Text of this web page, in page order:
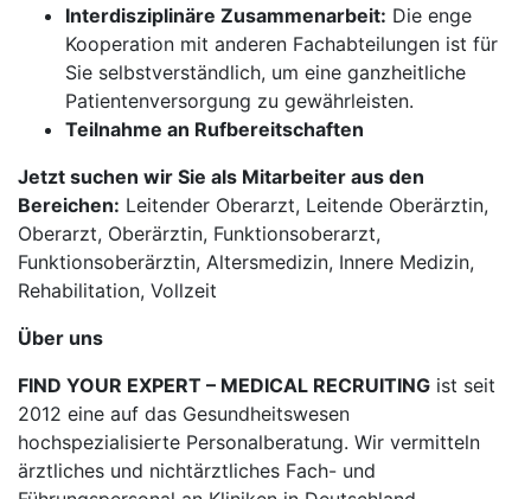
Interdisziplinäre Zusammenarbeit: Die enge
Kooperation mit anderen Fachabteilungen ist für
Sie selbstverständlich, um eine ganzheitliche
Patientenversorgung zu gewährleisten.
Teilnahme an Rufbereitschaften
Jetzt suchen wir Sie als Mitarbeiter aus den
Bereichen: Leitender Oberarzt, Leitende Oberärztin,
Oberarzt, Oberärztin, Funktionsoberarzt,
Funktionsoberärztin, Altersmedizin, Innere Medizin,
Rehabilitation, Vollzeit
Über uns
FIND YOUR EXPERT – MEDICAL RECRUITING ist seit
2012 eine auf das Gesundheitswesen
hochspezialisierte Personalberatung. Wir vermitteln
ärztliches und nichtärztliches Fach- und